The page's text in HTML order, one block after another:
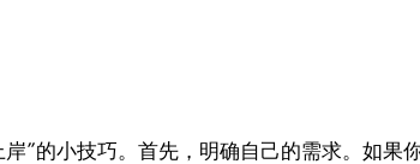
”的小技巧。首先，明确自己的需求。如果